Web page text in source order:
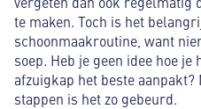
te maken. Toch is het
schoonmaakroutine, want
soep. Heb je geen idee hoe je
afzuigkap het beste aanpakt?
stappen is het zo gebeurd.